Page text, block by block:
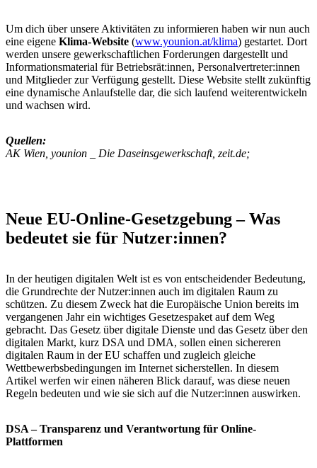
Um dich über unsere Aktivitäten zu informieren haben wir nun auch
eine eigene Klima-Website (www.younion.at/klima) gestartet. Dort
werden unsere gewerkschaftlichen Forderungen dargestellt und
Informationsmaterial für Betriebsrät:innen, Personalvertreter:innen
und Mitglieder zur Verfügung gestellt. Diese Website stellt zukünftig
eine dynamische Anlaufstelle dar, die sich laufend weiterentwickeln
und wachsen wird.
Quellen:
AK Wien, younion _ Die Daseinsgewerkschaft, zeit.de;
Neue EU-Online-Gesetzgebung – Was
bedeutet sie für Nutzer:innen?
In der heutigen digitalen Welt ist es von entscheidender Bedeutung,
die Grundrechte der Nutzer:innen auch im digitalen Raum zu
schützen. Zu diesem Zweck hat die Europäische Union bereits im
vergangenen Jahr ein wichtiges Gesetzespaket auf dem Weg
gebracht. Das Gesetz über digitale Dienste und das Gesetz über den
digitalen Markt, kurz DSA und DMA, sollen einen sichereren
digitalen Raum in der EU schaffen und zugleich gleiche
Wettbewerbsbedingungen im Internet sicherstellen. In diesem
Artikel werfen wir einen näheren Blick darauf, was diese neuen
Regeln bedeuten und wie sie sich auf die Nutzer:innen auswirken.
DSA – Transparenz und Verantwortung für Online-
Plattformen